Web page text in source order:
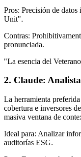
Pros: Precisión de
Unit".
Contras:
pronunciada.
"La esencia del
2. Claude:
La herramienta
cobertura e inversores
masiva ventana de
Ideal para: Analizar
auditorías ESG.